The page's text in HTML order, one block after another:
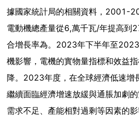
據國家統計局的相關資料，2001-
電動機總產量從6,萬千瓦/年提高到
合增長率為。2023年下半年至
機影響，電機的實物量指標和效益
降。2023年度，在全球經濟低速增
繼續面臨經濟增速放緩與通脹加劇
需求不足、產能相對過剩等因素的